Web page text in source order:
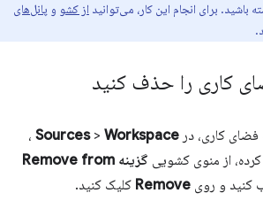
باشید. برای انجام این کار، می‌توانید از کشو و پانل‌های
کاری را حذف کنید
کاری، در Sources> Workspace
،
از منوی کشویی
گزینه Remove from
کنید و روی Remove کلیک کنید.